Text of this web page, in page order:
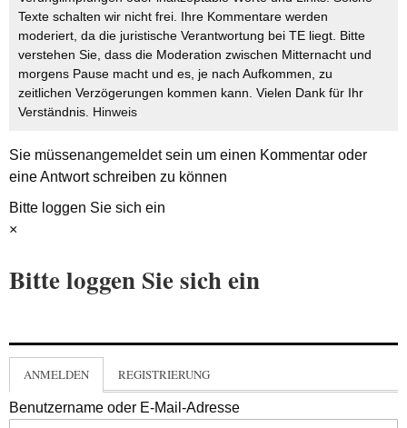
Texte schalten wir nicht frei. Ihre Kommentare werden
moderiert, da die juristische Verantwortung bei TE liegt. Bitte
verstehen Sie, dass die Moderation zwischen Mitternacht und
morgens Pause macht und es, je nach Aufkommen, zu
zeitlichen Verzögerungen kommen kann. Vielen Dank für Ihr
Verständnis. Hinweis
Sie müssenangemeldetsein um einen Kommentar oder
eine Antwort schreiben zu können
Bitte loggen Sie sich ein
×
Bitte loggen Sie sich ein
ANMELDEN REGISTRIERUNG
Benutzername oder E-Mail-Adresse